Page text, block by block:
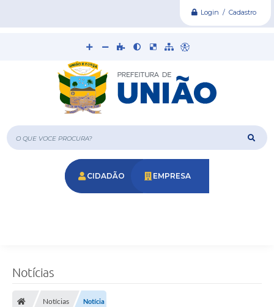
Login / Cadastro
O que voce procura?
CIDADÃO EMPRESA
Notícias
Notícias Notícia